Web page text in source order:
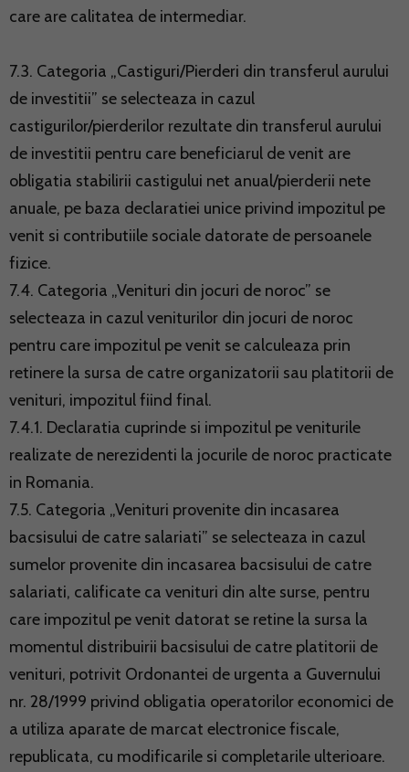
care are calitatea de intermediar.
7.3. Categoria „Castiguri/Pierderi din transferul aurului
de investitii” se selecteaza in cazul
castigurilor/pierderilor rezultate din transferul aurului
de investitii pentru care beneficiarul de venit are
obligatia stabilirii castigului net anual/pierderii nete
anuale, pe baza declaratiei unice privind impozitul pe
venit si contributiile sociale datorate de persoanele
fizice.
7.4. Categoria „Venituri din jocuri de noroc” se
selecteaza in cazul veniturilor din jocuri de noroc
pentru care impozitul pe venit se calculeaza prin
retinere la sursa de catre organizatorii sau platitorii de
venituri, impozitul fiind final.
7.4.1. Declaratia cuprinde si impozitul pe veniturile
realizate de nerezidenti la jocurile de noroc practicate
in Romania.
7.5. Categoria „Venituri provenite din incasarea
bacsisului de catre salariati” se selecteaza in cazul
sumelor provenite din incasarea bacsisului de catre
salariati, calificate ca venituri din alte surse, pentru
care impozitul pe venit datorat se retine la sursa la
momentul distribuirii bacsisului de catre platitorii de
venituri, potrivit Ordonantei de urgenta a Guvernului
nr. 28/1999 privind obligatia operatorilor economici de
a utiliza aparate de marcat electronice fiscale,
republicata, cu modificarile si completarile ulterioare.